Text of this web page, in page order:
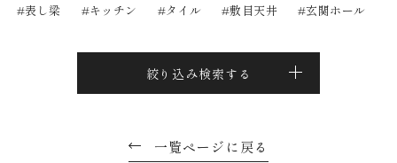
表し梁
キッチン タイル 敷目天井 玄関ホール
絞り込み検索する
一覧ページに戻る